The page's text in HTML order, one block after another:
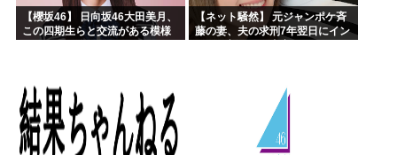
【櫻坂46】 日向坂46大田美月、
この四期生らと交流がある模様
【ネット騒然】 元ジャンポケ斉
藤の妻、夫の求刑7年翌日にイン